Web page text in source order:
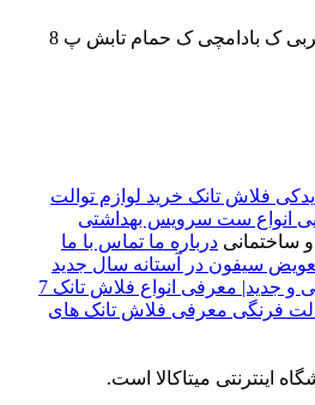
تهران خیابان پانزده خرداد غربی ک بادامچی ک حمام تابش پ 8
یدکی فلاش تانک خرید لوازم توالت
انواع ست سرویس بهداشتی
ساختمانی درباره ما تماس با ما
و جدید| معرفی انواع فلاش تانک 7
فرنگی معرفی فلاش تانک های
اینترنتی میتاکالا است.